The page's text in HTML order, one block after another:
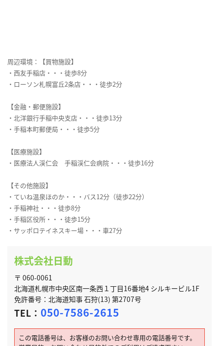
周辺環境：【買物施設】
・西友手稲店・・・徒歩8分
・ローソン札幌富丘2条店・・・徒歩2分
【金融・郵便施設】
・北洋銀行手稲中央支店・・・徒歩13分
・手稲本町郵便局・・・徒歩5分
【医療施設】
・医療法人渓仁会 手稲渓仁会病院・・・徒歩16分
【その他施設】
・ていね温泉ほのか・・・バス12分（徒歩22分）
・手稲神社・・・徒歩8分
・手稲区役所・・・徒歩15分
・サッポロテイネスキー場・・・車27分
株式会社日動
〒 060-0061
北海道札幌市中央区南一条西１丁目16番地4 シルキービル1F
免許番号：北海道知事 石狩(13) 第2707号
TEL： 050-7586-2615
この電話番号は、お客様のお問い合わせ専用の電話番号です。